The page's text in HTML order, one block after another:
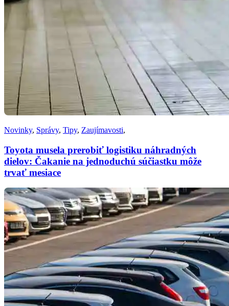
Novinky, Správy, Tipy, Zaujímavosti,
Toyota musela prerobiť logistiku náhradných
dielov: Čakanie na jednoduchú súčiastku môže
trvať mesiace